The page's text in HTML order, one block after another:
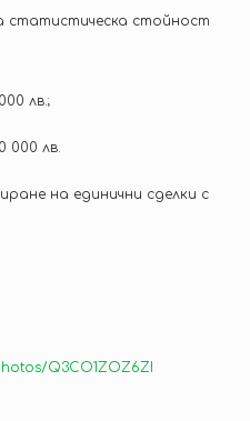
статистическа стойност
лв.;
000 лв.
на единични сделки с
Q3CO1ZOZ6ZI